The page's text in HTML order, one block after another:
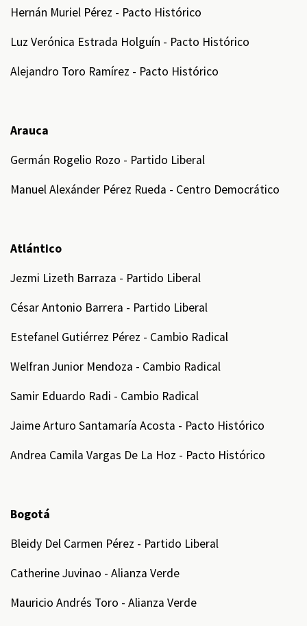
Hernán Muriel Pérez - Pacto Histórico
Luz Verónica Estrada Holguín - Pacto Histórico
Alejandro Toro Ramírez - Pacto Histórico
Arauca
Germán Rogelio Rozo - Partido Liberal
Manuel Alexánder Pérez Rueda - Centro Democrático
Atlántico
Jezmi Lizeth Barraza - Partido Liberal
César Antonio Barrera - Partido Liberal
Estefanel Gutiérrez Pérez - Cambio Radical
Welfran Junior Mendoza - Cambio Radical
Samir Eduardo Radi - Cambio Radical
Jaime Arturo Santamaría Acosta - Pacto Histórico
Andrea Camila Vargas De La Hoz - Pacto Histórico
Bogotá
Bleidy Del Carmen Pérez - Partido Liberal
Catherine Juvinao - Alianza Verde
Mauricio Andrés Toro - Alianza Verde